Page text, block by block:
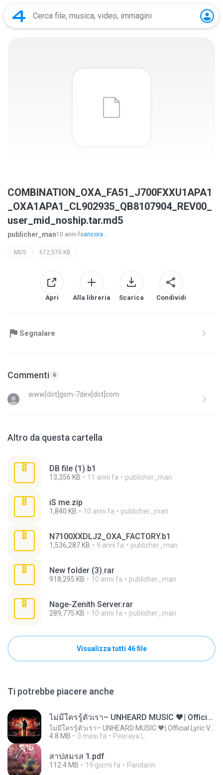
COMBINATION_OXA_FA51_J700FXXU1APA1
_OXA1APA1_CL902935_QB8107904_REV00_
user_mid_noship.tar.md5
publicher_man10 anni faancora...
MD5 672,570 KB
Apri Alla libreria Scarica Condividi
Segnalare
Commenti 6
www[dot]gsm-7dev[dot]com
Altro da questa cartella
DB file (1).b1
13,356 KB 11 anni fa publicher_man
iS me.zip
1,840 KB 10 anni fa publicher_man
N7100XXDLJ2_OXA_FACTORY.b1
1,536,287 KB 9 anni fa publicher_man
New folder (3).rar
918,295 KB 10 anni fa publicher_man
Nage-Zenith Server.rar
289,775 KB 10 anni fa publicher_man
Visualizza tutti 46 file
Ti potrebbe piacere anche
ไม่มีใครรู้ตัวเรา– UNHEARD MUSIC 🖤| Official Lyric Video | เพลงสู้ชีวิต
4.8 MB
3 mesi fa Peeraya L.
สาปสมรส 1.pdf
112.4 MB 19 giorni fa Pandarin